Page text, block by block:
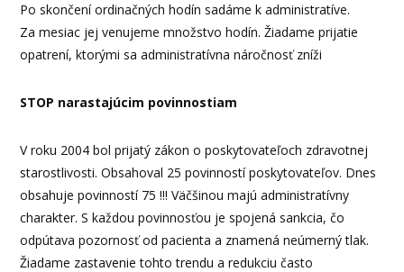
Po skončení ordinačných hodín sadáme k administratíve.
Za mesiac jej venujeme množstvo hodín. Žiadame prijatie
opatrení, ktorými sa administratívna náročnosť zníži
STOP narastajúcim povinnostiam
V roku 2004 bol prijatý zákon o poskytovateľoch zdravotnej
starostlivosti. Obsahoval 25 povinností poskytovateľov. Dnes
obsahuje povinností 75 !!! Väčšinou majú administratívny
charakter. S každou povinnosťou je spojená sankcia, čo
odpútava pozornosť od pacienta a znamená neúmerný tlak.
Žiadame zastavenie tohto trendu a redukciu často